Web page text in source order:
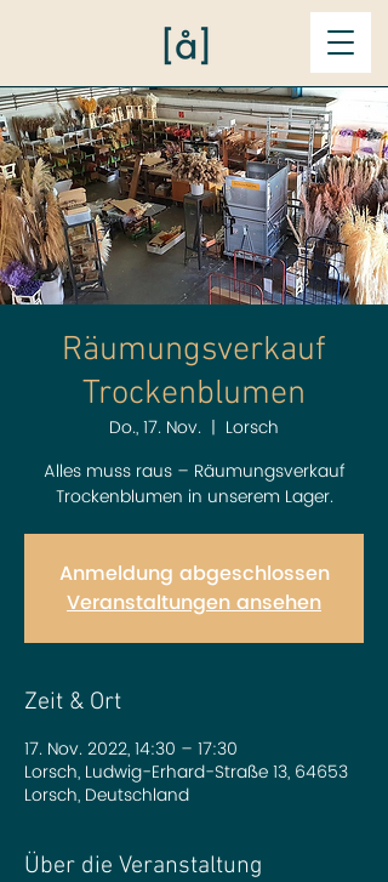
Räumungsverkauf
Trockenblumen
Do., 17. Nov.
  |
Lorsch
Alles muss raus – Räumungsverkauf
Trockenblumen in unserem Lager.
Anmeldung abgeschlossen
Veranstaltungen ansehen
Zeit & Ort
17. Nov. 2022, 14:30 – 17:30
Lorsch, Ludwig-Erhard-Straße 13, 64653
Lorsch, Deutschland
Über die Veranstaltung